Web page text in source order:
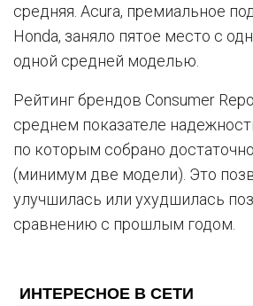
средняя. Acura, премиальное
Honda, заняло пятое место с
одной средней моделью.
Рейтинг брендов Consumer
среднем показателе
по которым собрано
(минимум две модели). Это
улучшилась или ухудшилась
сравнению с прошлым годом.